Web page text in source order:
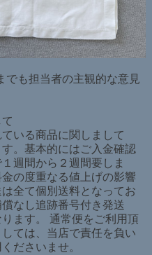
でも担当者の主観的な意見
いる商品に関しまして
。基本的にはご入金確認
週間から２週間要しま
の度重なる値上げの影響
全て個別送料となってお
なし追跡番号付き発送
ます。 通常便をご利用頂
ては、当店で責任を負い
ださいませ。